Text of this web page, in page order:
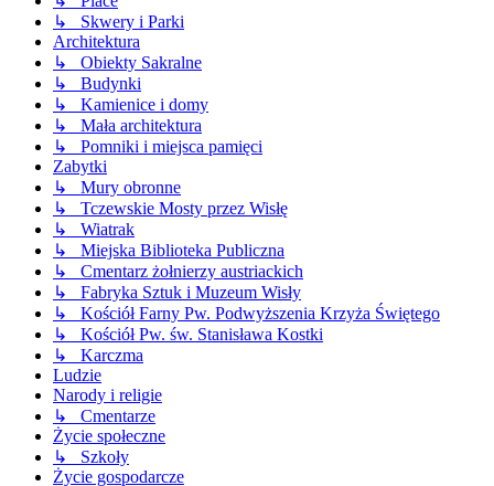
↳ Skwery i Parki
Architektura
↳ Obiekty Sakralne
↳ Budynki
↳ Kamienice i domy
↳ Mała architektura
↳ Pomniki i miejsca pamięci
Zabytki
↳ Mury obronne
↳ Tczewskie Mosty przez Wisłę
↳ Wiatrak
↳ Miejska Biblioteka Publiczna
↳ Cmentarz żołnierzy austriackich
↳ Fabryka Sztuk i Muzeum Wisły
↳ Kościół Farny Pw. Podwyższenia Krzyża Świętego
↳ Kościół Pw. św. Stanisława Kostki
↳ Karczma
Ludzie
Narody i religie
↳ Cmentarze
Życie społeczne
↳ Szkoły
Życie gospodarcze